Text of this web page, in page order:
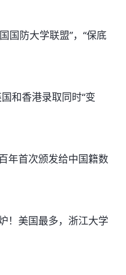
国防大学联盟”，“保底
和香港录取同时“变
年首次颁发给中国籍数
！美国最多，浙江大学